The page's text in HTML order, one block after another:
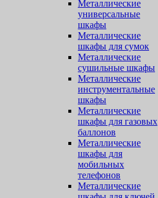
Металлические
универсальные
шкафы
Металлические
шкафы для сумок
Металлические
сушильные шкафы
Металлические
инструментальные
шкафы
Металлические
шкафы для газовых
баллонов
Металлические
шкафы для
мобильных
телефонов
Металлические